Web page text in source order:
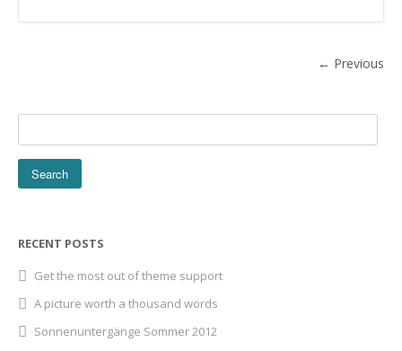
← Previous
RECENT POSTS
Get the most out of theme support
A picture worth a thousand words
Sonnenuntergänge Sommer 2012